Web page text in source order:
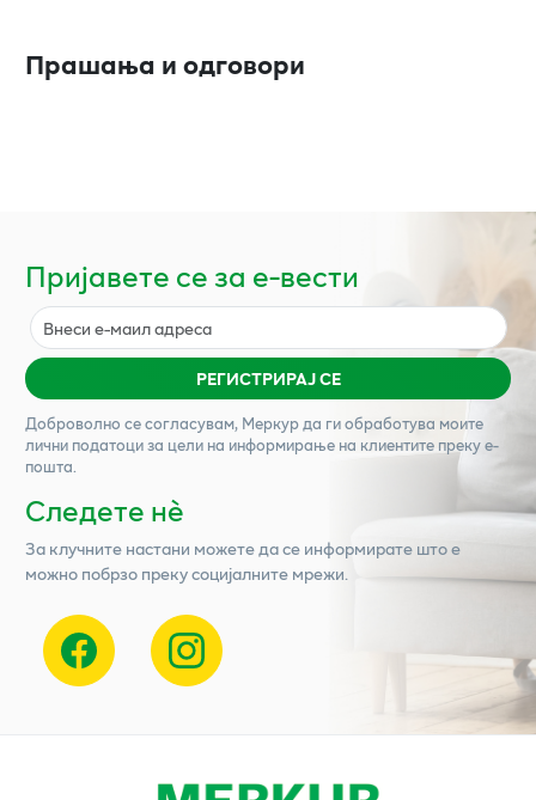
Прашања и одговори
Пријавете се за е-вести
РЕГИСТРИРАЈ СЕ
Доброволно се согласувам, Меркурда ги обработува моите
лични податоци за цели на информирање на клиентите преку е-
пошта.
Следете нѐ
За клучните настани можете да се информирате што е
можно побрзо преку социјалните мрежи.